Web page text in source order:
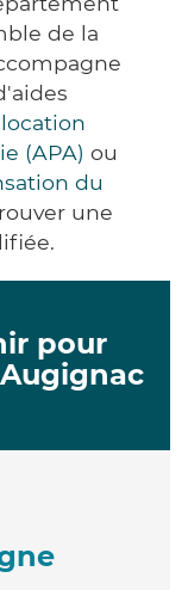
de la
(APA) ou
du
une
pour